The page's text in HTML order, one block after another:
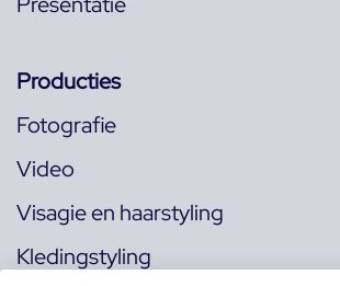
Producties
Fotografie
Video
Visagie en haarstyling
Kledingstyling